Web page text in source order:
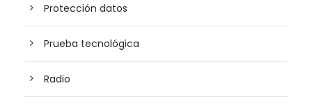
Protección datos
Prueba tecnológica
Radio